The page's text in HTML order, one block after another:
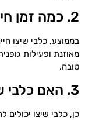
2. כמה זמן חיים כלבי שיצו?
מאוזנת ופעילות
טובה.
3. האם כלבי שיצו יקרים לתחזוקה?
כן, כלבי שיצו יכולים